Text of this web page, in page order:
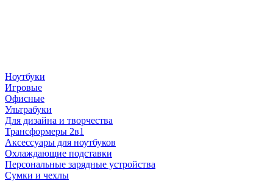
Ноутбуки
Игровые
Офисные
Ультрабуки
Для дизайна и творчества
Трансформеры 2в1
Аксессуары для ноутбуков
Охлаждающие подставки
Персональные зарядные устройства
Сумки и чехлы